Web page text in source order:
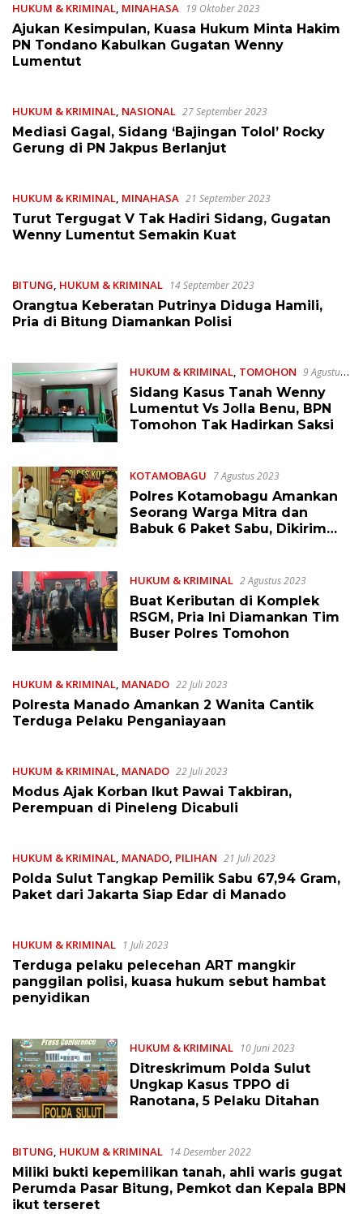
HUKUM & KRIMINAL MINAHASA 19 Oktober 2023
Ajukan Kesimpulan, Kuasa Hukum Minta Hakim
PN Tondano Kabulkan Gugatan Wenny
Lumentut
HUKUM & KRIMINAL NASIONAL 27 September 2023
Mediasi Gagal, Sidang ‘Bajingan Tolol’ Rocky
Gerung di PN Jakpus Berlanjut
HUKUM & KRIMINAL MINAHASA 21 September 2023
Turut Tergugat V Tak Hadiri Sidang, Gugatan
Wenny Lumentut Semakin Kuat
BITUNG HUKUM & KRIMINAL 14 September 2023
Orangtua Keberatan Putrinya Diduga Hamili,
Pria di Bitung Diamankan Polisi
HUKUM & KRIMINAL, TOMOHON 9 Agustus
2023
Sidang Kasus Tanah Wenny
Lumentut Vs Jolla Benu, BPN
Tomohon Tak Hadirkan Saksi
KOTAMOBAGU 7 Agustus 2023
Polres Kotamobagu Amankan
Seorang Warga Mitra dan
Babuk 6 Paket Sabu, Dikirim
HUKUM & KRIMINAL 2 Agustus 2023
Buat Keributan di Komplek
RSGM, Pria Ini Diamankan Tim
Buser Polres Tomohon
HUKUM & KRIMINAL, MANADO 22 Juli 2023
Polresta Manado Amankan 2 Wanita Cantik
Terduga Pelaku Penganiayaan
HUKUM & KRIMINAL, MANADO 22 Juli 2023
Modus Ajak Korban Ikut Pawai Takbiran,
Perempuan di Pineleng Dicabuli
HUKUM & KRIMINAL, MANADO, PILIHAN 21 Juli 2023
Polda Sulut Tangkap Pemilik Sabu 67,94 Gram,
Paket dari Jakarta Siap Edar di Manado
HUKUM & KRIMINAL 1 Juli 2023
Terduga pelaku pelecehan ART mangkir
panggilan polisi, kuasa hukum sebut hambat
penyidikan
HUKUM & KRIMINAL 10 Juni 2023
Ditreskrimum Polda Sulut
Ungkap Kasus TPPO di
Ranotana, 5 Pelaku Ditahan
BITUNG, HUKUM & KRIMINAL 14 Desember 2022
Miliki bukti kepemilikan tanah, ahli waris gugat
Perumda Pasar Bitung, Pemkot dan Kepala BPN
ikut terseret